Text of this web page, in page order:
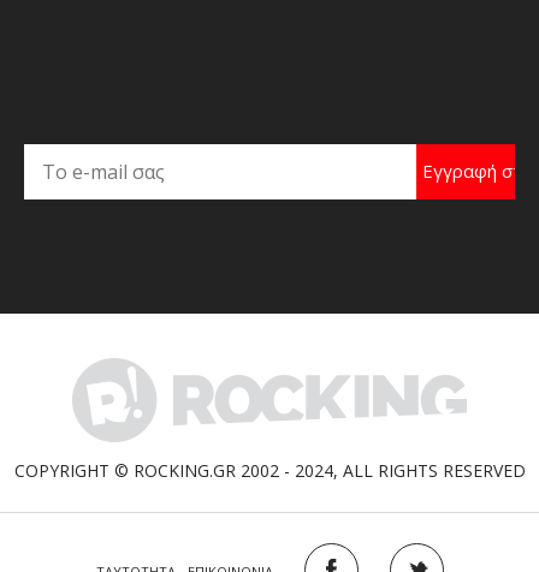
COPYRIGHT © ROCKING.GR 2002 - 2024, ALL RIGHTS RESERVED